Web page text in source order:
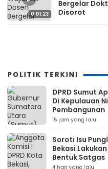
0:01:23
Bergelar
Disorot
POLITIK TERKINI
DPRD Sumut
Di Kepulauan
Pembangunan
15 jam yang lalu
Soroti Isu
Bekasi
Bentuk Satgas
4 hari yang lalu